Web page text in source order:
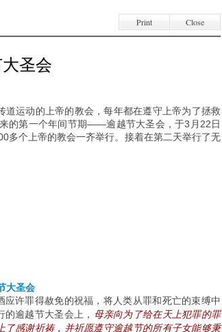
Print Close
大圣会
运动的上帝的教会，每年都在遵守上帝为了拯救
的第一个年间节期——逾越节大圣会，于3月22日
多个上帝的教会一齐举行。接着在第二天举行了无
大圣会
许罪得赦免的祝福，将人类从罪和死亡的束缚中
逾越节大圣会上， 母亲向为了给在天上犯罪的罪
感谢祈祷，并祈愿遵守逾越节的所有子女能够秉